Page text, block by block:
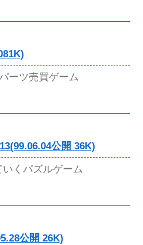
ーツ売買ゲーム
公開 36K)
くパズルゲーム
公開 26K)